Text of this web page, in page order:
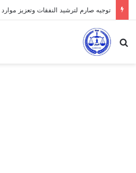
بحث عن